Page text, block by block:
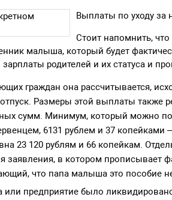
Выплаты по уходу за
Стоит напомнить,
малыша, который будет
родителей и их статуса и
граждан она рассчитывается,
Размеры этой выплаты также
сумм. Минимум, который можно
6131 рублем и 37 копейками
23 120 рублям и 66 копейкам.
заявления, в котором прописывает
что папа малыша это пособие
или предприятие было